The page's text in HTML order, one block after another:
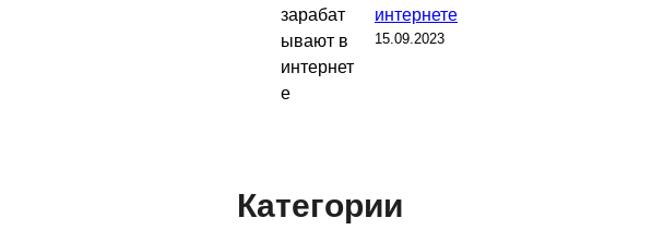
интернете
15.09.2023
Категории